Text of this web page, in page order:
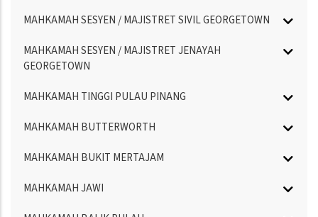
MAHKAMAH SESYEN / MAJISTRET SIVIL GEORGETOWN
MAHKAMAH SESYEN / MAJISTRET JENAYAH
GEORGETOWN
MAHKAMAH TINGGI PULAU PINANG
MAHKAMAH BUTTERWORTH
MAHKAMAH BUKIT MERTAJAM
MAHKAMAH JAWI